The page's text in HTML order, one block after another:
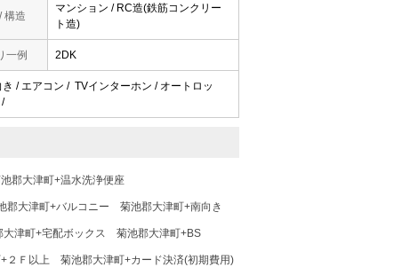
構造
マンション / RC造(鉄筋コンクリー
ト造)
一例 2DK
/ エアコン / TVインターホン / オートロッ
/
郡大津町+温水洗浄便座
郡大津町+バルコニー 菊池郡大津町+南向き
大津町+宅配ボックス 菊池郡大津町+BS
２Ｆ以上 菊池郡大津町+カード決済(初期費用)